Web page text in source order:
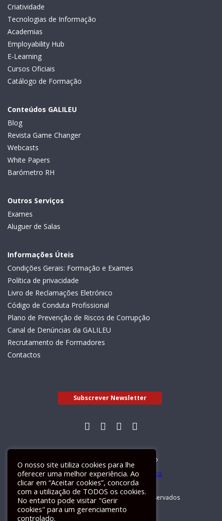
Criatividade
Tecnologias de Informação
Academias
Employability Hub
E-Learning
Cursos Oficiais
Catálogo de Formação
Conteúdos GALILEU
Blog
Revista Game Changer
Webcasts
White Papers
Barómetro RH
Outros Serviços
Exames
Aluguer de Salas
Informações Úteis
Condições Gerais: Formação e Exames
Política de privacidade
Livro de Reclamações Eletrónico
Código de Conduta Profissional
Plano de Prevenção de Riscos de Corrupção
Canal de Denúncias da GALILEU
Recrutamento de Formadores
Contactos
Subscrever Newsletter
Livro de Reclamações Electrónico
GALILEU 2026 © Todos os direitos reservados
O nosso site utiliza cookies para lhe
oferecer uma melhor experiência. Ao
clicar em “Aceitar cookies”, concorda
com a utilização de TODOS os cookies.
No entanto pode visitar "Gerir
cookies" para um gerenciamento
controlado.